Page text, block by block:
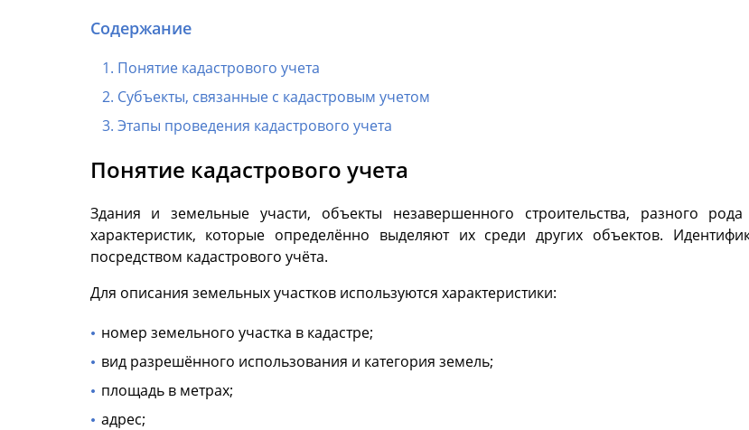
Содержание
Понятие кадастрового учета
Субъекты, связанные с кадастровым учетом
Этапы проведения кадастрового учета
Понятие кадастрового учета
Здания и земельные участи, объекты незавершенного строительства, разного
характеристик, которые определённо выделяют их среди других объектов.
посредством кадастрового учёта.
Для описания земельных участков используются характеристики:
номер земельного участка в кадастре;
вид разрешённого использования и категория земель;
площадь в метрах;
адрес;